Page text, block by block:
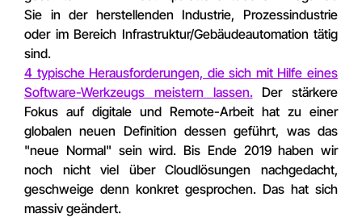
Sie in der herstellenden Industrie, Prozessindustrie
oder im Bereich Infrastruktur/Gebäudeautomation tätig
sind.
4 typische Herausforderungen, die sich mit Hilfe eines
Software-Werkzeugs meistern lassen.Der stärkere
Fokus auf digitale und Remote-Arbeit hat zu einer
globalen neuen Definition dessen geführt, was das
"neue Normal" sein wird. Bis Ende 2019 haben wir
noch nicht viel über Cloudlösungen nachgedacht,
geschweige denn konkret gesprochen. Das hat sich
massiv geändert.